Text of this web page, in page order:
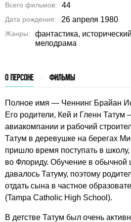
Всего фильмов 44
Дата рождения 26 апреля 1980
Жанры
фантастика,
мелодрама
О ПЕРСОНЕ ФИЛЬМЫ
Полное имя — Ченнинг Брайан
Его родители, Кей и Гленн Татум
авиакомпании и рабочий
Татум в деревушке на берегах
пришло время поступать в
во Флориду. Обучение в обычной
давалось Татуму, поэтому
отдать сына в частное
(Tampa Catholic High School).
В детстве Татум был очень